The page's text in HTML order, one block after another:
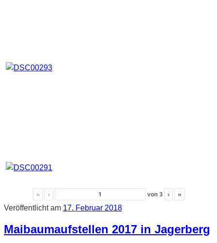
« ‹ von 3 ›
»
Veröffentlicht am 17. Februar 2018
Maibaumaufstellen 2017 in Jagerberg